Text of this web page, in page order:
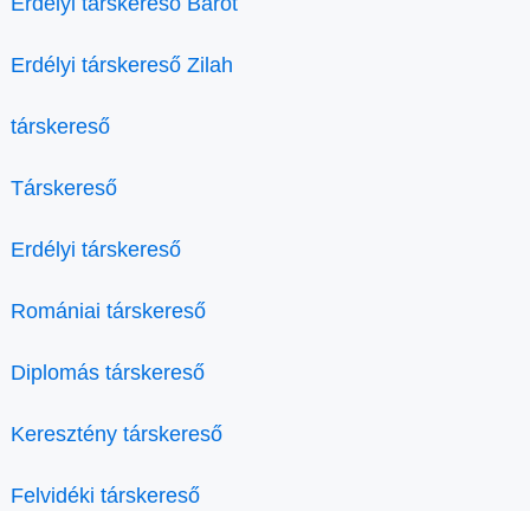
Erdélyi társkereső Zilah
társkereső
Társkereső
Erdélyi társkereső
Romániai társkereső
Diplomás társkereső
Keresztény társkereső
Felvidéki társkereső